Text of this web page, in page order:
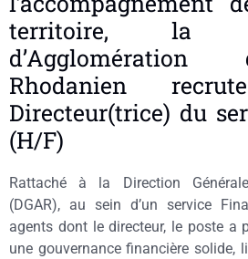
territoire, la
Rhodanien
Directeur(trice) du
(H/F)
Rattaché à la Direction
(DGAR), au sein d’un service
agents dont le directeur, le poste a
une gouvernance financière solide,